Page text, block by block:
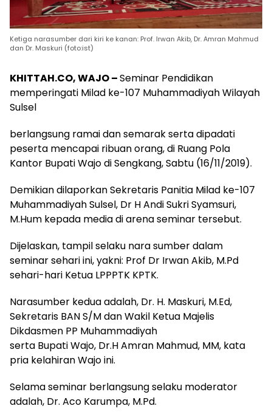
Ketiga narasumber dari kiri ke kanan: Prof. Irwan Akib, Dr. Amran Mahmud
dan Dr. Maskuri (foto:ist)
KHITTAH.CO, WAJO –Seminar Pendidikan
memperingati Milad ke-107 Muhammadiyah Wilayah
Sulsel
berlangsung ramai dan semarak serta dipadati
peserta mencapai ribuan orang, di Ruang Pola
Kantor Bupati Wajo di Sengkang, Sabtu (16/11/2019).
Demikian dilaporkan Sekretaris Panitia Milad ke-107
Muhammadiyah Sulsel, Dr H Andi Sukri Syamsuri,
M.Hum kepada media di arena seminar tersebut.
Dijelaskan, tampil selaku nara sumber dalam
seminar sehari ini, yakni: Prof Dr Irwan Akib, M.Pd
sehari-hari Ketua LPPPTK KPTK.
Narasumber kedua adalah, Dr. H. Maskuri, M.Ed,
Sekretaris BAN S/M dan Wakil Ketua Majelis
Dikdasmen PP Muhammadiyah
serta Bupati Wajo, Dr.H Amran Mahmud, MM, kata
pria kelahiran Wajo ini.
Selama seminar berlangsung selaku moderator
adalah, Dr. Aco Karumpa, M.Pd.